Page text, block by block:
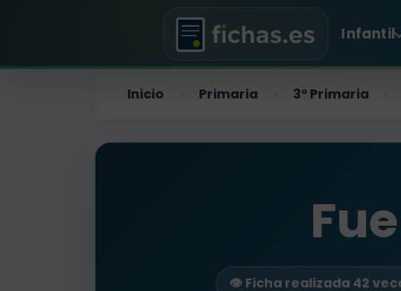
Infantil
Inicio › Primaria › 3º Primaria ›
👁️ Ficha realizada 42